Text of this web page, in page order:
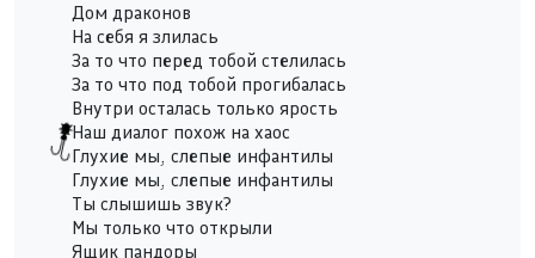
Дом драконов
На себя я злилась
За то что перед тобой стелилась
За то что под тобой прогибалась
Внутри осталась только ярость
Наш диалог похож на хаос
Глухие мы, слепые инфантилы
Глухие мы, слепые инфантилы
Ты слышишь звук?
Мы только что открыли
Ящик пандоры